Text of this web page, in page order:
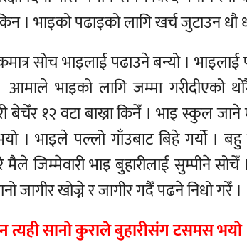
। भाइको पढाइको लागि खर्च जुटाउन धौ
सोच भाइलाई पढाउने बन्यो ।
भाइको लागि जम्मा गरीदीएको
बेचेँर १२ वटा बाख्रा किनेँ । भाइ स्कुल
। भाइले पल्लो गाँउबाट बिहे गर्यो ।
मैले जिम्मेवारी भाइ बुहारीलाई सुम्पीने
जागीर खोज्ने र जागीर गदैँ पढने निधो गरेँ ।
त्यही सानो कुराले बुहारीसंग टसमस भयो